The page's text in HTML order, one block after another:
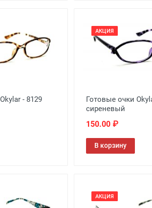
- 8129
АКЦИЯ
Готовые очки
сиреневый
150.00 ₽
В корзину
АКЦИЯ